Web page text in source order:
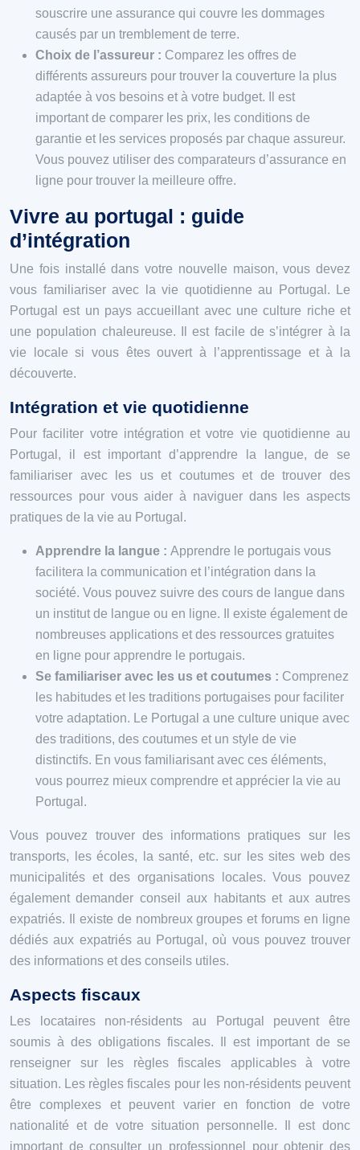
souscrire une assurance qui couvre les dommages
causés par un tremblement de terre.
Choix de l’assureur : Comparez les offres de
différents assureurs pour trouver la couverture la plus
adaptée à vos besoins et à votre budget. Il est
important de comparer les prix, les conditions de
garantie et les services proposés par chaque assureur.
Vous pouvez utiliser des comparateurs d’assurance en
ligne pour trouver la meilleure offre.
Vivre au portugal : guide
d’intégration
Une fois installé dans votre nouvelle maison, vous devez
vous familiariser avec la vie quotidienne au Portugal. Le
Portugal est un pays accueillant avec une culture riche et
une population chaleureuse. Il est facile de s’intégrer à la
vie locale si vous êtes ouvert à l’apprentissage et à la
découverte.
Intégration et vie quotidienne
Pour faciliter votre intégration et votre vie quotidienne au
Portugal, il est important d’apprendre la langue, de se
familiariser avec les us et coutumes et de trouver des
ressources pour vous aider à naviguer dans les aspects
pratiques de la vie au Portugal.
Apprendre la langue : Apprendre le portugais vous
facilitera la communication et l’intégration dans la
société. Vous pouvez suivre des cours de langue dans
un institut de langue ou en ligne. Il existe également de
nombreuses applications et des ressources gratuites
en ligne pour apprendre le portugais.
Se familiariser avec les us et coutumes : Comprenez
les habitudes et les traditions portugaises pour faciliter
votre adaptation. Le Portugal a une culture unique avec
des traditions, des coutumes et un style de vie
distinctifs. En vous familiarisant avec ces éléments,
vous pourrez mieux comprendre et apprécier la vie au
Portugal.
Vous pouvez trouver des informations pratiques sur les
transports, les écoles, la santé, etc. sur les sites web des
municipalités et des organisations locales. Vous pouvez
également demander conseil aux habitants et aux autres
expatriés. Il existe de nombreux groupes et forums en ligne
dédiés aux expatriés au Portugal, où vous pouvez trouver
des informations et des conseils utiles.
Aspects fiscaux
Les locataires non-résidents au Portugal peuvent être
soumis à des obligations fiscales. Il est important de se
renseigner sur les règles fiscales applicables à votre
situation. Les règles fiscales pour les non-résidents peuvent
être complexes et peuvent varier en fonction de votre
nationalité et de votre situation personnelle. Il est donc
important de consulter un professionnel pour obtenir des